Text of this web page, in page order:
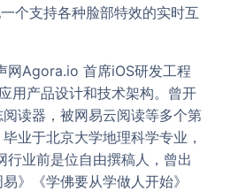
个支持各种脸部特效的实时互
网Agora.io 首席iOS研发工程
用产品设计和技术架构。曾开
读器，被网易云阅读等多个第
业于北京大学地理科学专业，
行业前是位自由撰稿人，曾出
》《学佛要从学做人开始》